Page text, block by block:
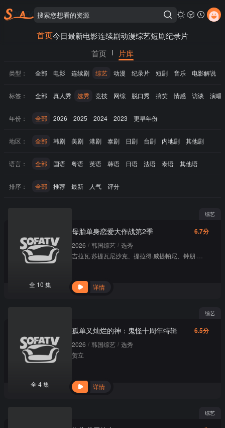
首页今日最新电影连续剧动漫综艺短剧纪录片
首页
片库
类型： 全部 电影 连续剧 综艺 动漫 纪录片 短剧 音乐 电影解说
标签： 全部 真人秀 选秀 竞技 网综 脱口秀 搞笑 情感 访谈 演唱
年份： 全部 2026 2025 2024 2023 更早年份
地区： 全部 韩剧 美剧 港剧 泰剧 日剧 台剧 内地剧 其他剧
语言： 全部 国语 粤语 英语 韩语 日语 法语 泰语 其他语
排序： 全部 推荐 最新 人气 评分
全 10 集
综艺
母胎单身恋爱大作战第2季 6.7分
2026 / 韩国综艺 / 选秀
吉拉瓦·苏提瓦尼沙克 、提拉得·威提帕尼 、钟朋·阿卢迪吉朋
详情
全 4 集
综艺
孤单又灿烂的神：鬼怪十周年特辑 6.5分
2026 / 韩国综艺 / 选秀
贺立
详情
综艺